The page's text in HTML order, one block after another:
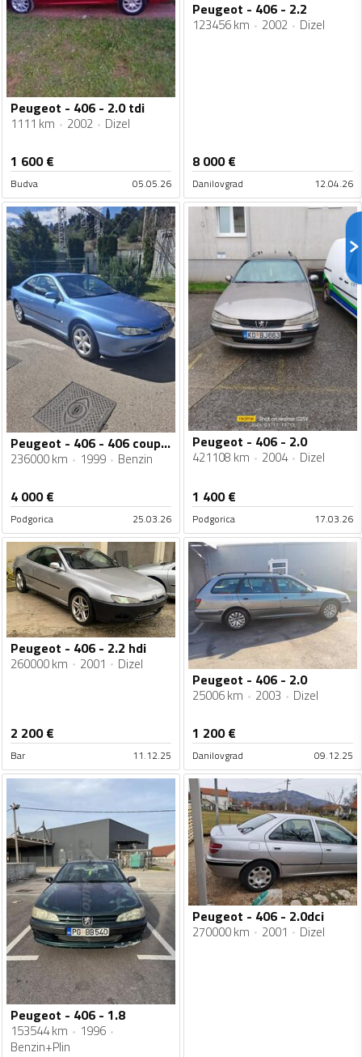
Peugeot - 406 - 2.0 tdi
1111 km 2002 Dizel
1 600€
Budva 05.05.26
Peugeot - 406 - 2.2
123456 km 2002 Dizel
8 000€
Danilovgrad 12.04.26
Peugeot - 406 - 406 coupe pininfarini
236000 km 1999 Benzin
4 000€
Podgorica 25.03.26
Peugeot - 406 - 2.0
421108 km 2004 Dizel
1 400€
Podgorica 17.03.26
Peugeot - 406 - 2.2 hdi
260000 km 2001 Dizel
2 200€
Bar 11.12.25
Peugeot - 406 - 2.0
25006 km 2003 Dizel
1 200€
Danilovgrad 09.12.25
Peugeot - 406 - 1.8
153544 km
1996
Benzin+Plin
Peugeot - 406 - 2.0dci
270000 km 2001 Dizel